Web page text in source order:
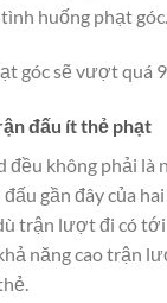
huống phạt góc.
góc sẽ vượt quá
đấu ít thẻ phạt
đều không phải là
gần đây của
trận lượt đi có
năng cao trận